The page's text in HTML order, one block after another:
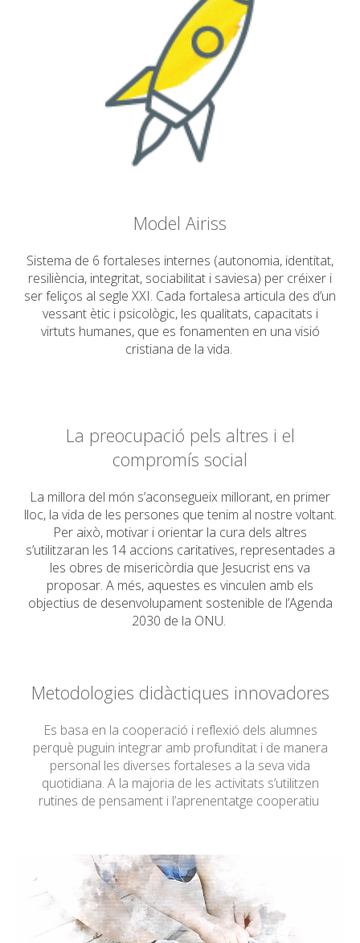
Model Airiss
Sistema de 6 fortaleses internes (autonomia, identitat,
resiliència, integritat, sociabilitat i saviesa) per créixer i
ser feliços al segle XXI. Cada fortalesa articula des d’un
vessant ètic i psicològic, les qualitats, capacitats i
virtuts humanes, que es fonamenten en una visió
cristiana de la vida.
La preocupació pels altres i el
compromís social
La millora del món s’aconsegueix millorant, en primer
lloc, la vida de les persones que tenim al nostre voltant.
Per això, motivar i orientar la cura dels altres
s’utilitzaran les 14 accions caritatives, representades a
les obres de misericòrdia que Jesucrist ens va
proposar. A més, aquestes es vinculen amb els
objectius de desenvolupament sostenible de l’Agenda
2030 de la ONU.
Metodologies didàctiques innovadores
Es basa en la cooperació i reflexió dels alumnes
perquè puguin integrar amb profunditat i de manera
personal les diverses fortaleses a la seva vida
quotidiana. A la majoria de les activitats s’utilitzen
rutines de pensament i l’aprenentatge cooperatiu